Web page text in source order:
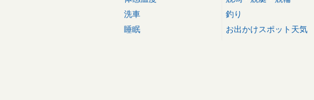
洗車
睡眠
釣り
お出かけスポット天気